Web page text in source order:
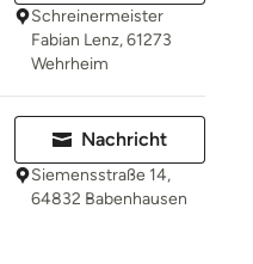
Schreinermeister
Fabian Lenz, 61273
Wehrheim
Nachricht
Siemensstraße 14,
64832 Babenhausen